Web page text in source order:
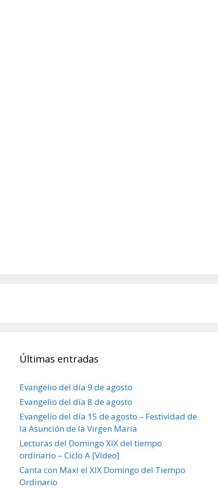
Últimas entradas
Evangelio del día 9 de agosto
Evangelio del día 8 de agosto
Evangelio del día 15 de agosto – Festividad de
la Asunción de la Virgen María
Lecturas del Domingo XIX del tiempo
ordinario – Ciclo A [Vídeo]
Canta con Maxi el XIX Domingo del Tiempo
Ordinario